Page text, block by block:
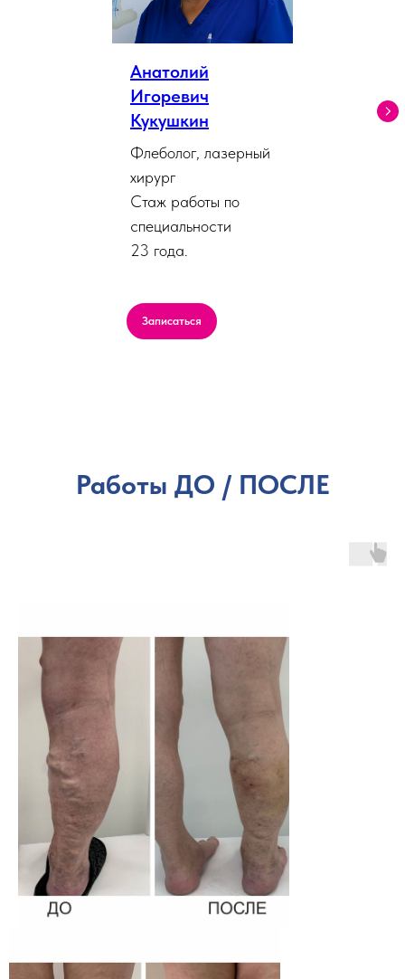
Анатолий
Игоревич
Кукушкин
Флеболог, лазерный
хирург
Стаж работы по
специальности
23 года.
Записаться
Работы ДО / ПОСЛЕ